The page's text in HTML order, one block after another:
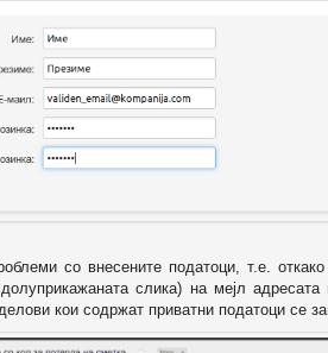
со внесените податоци, т.е.
слика) на мејл
кои содржат приватни податоци се